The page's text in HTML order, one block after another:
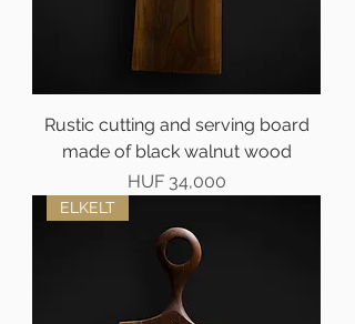
Rustic cutting and serving board
made of black walnut wood
Price
HUF 34,000
ELKELT